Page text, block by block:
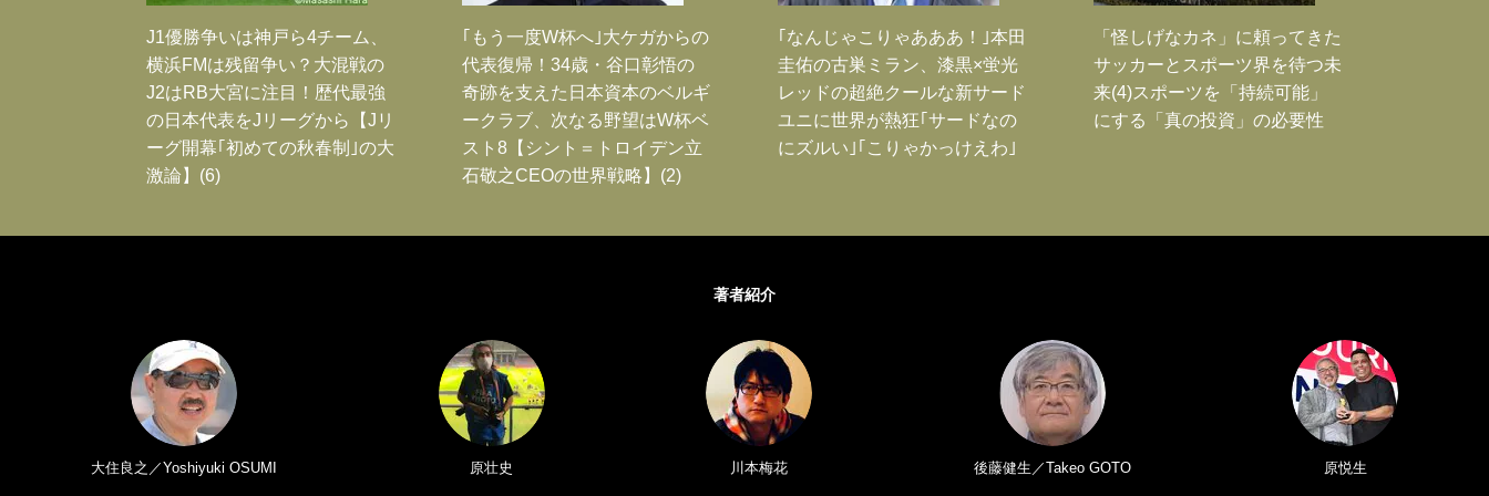
J1優勝争いは神戸ら4チーム、
横浜FMは残留争い？大混戦の
J2はRB大宮に注目！歴代最強
の日本代表をJリーグから【Jリ
ーグ開幕｢初めての秋春制｣の大
激論】(6)
｢もう一度W杯へ｣大ケガからの
代表復帰！34歳・谷口彰悟の
奇跡を支えた日本資本のベルギ
ークラブ、次なる野望はW杯ベ
スト8【シント＝トロイデン立
石敬之CEOの世界戦略】(2)
｢なんじゃこりゃあああ！｣本田
圭佑の古巣ミラン、漆黒×蛍光
レッドの超絶クールな新サード
ユニに世界が熱狂｢サードなの
にズルい｣｢こりゃかっけえわ｣
「怪しげなカネ」に頼ってきた
サッカーとスポーツ界を待つ未
来(4)スポーツを「持続可能」
にする「真の投資」の必要性
著者紹介
大住良之／Yoshiyuki OSUMI 原壮史 川本梅花 後藤健生／Takeo GOTO 原悦生